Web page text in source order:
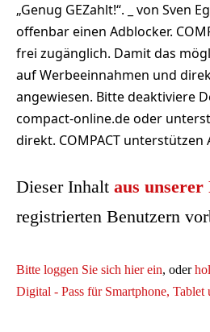
„Genug GEZahlt!“. _ von Sven
offenbar einen Adblocker.
frei zugänglich. Damit das
auf Werbeeinnahmen und
angewiesen. Bitte deaktiviere
compact-online.de oder
direkt. COMPACT unterstützen
Dieser Inhalt aus unserer
registrierten Benutzern
Bitte loggen Sie sich hier ein, oder
Digital - Pass für Smartphone, Tablet